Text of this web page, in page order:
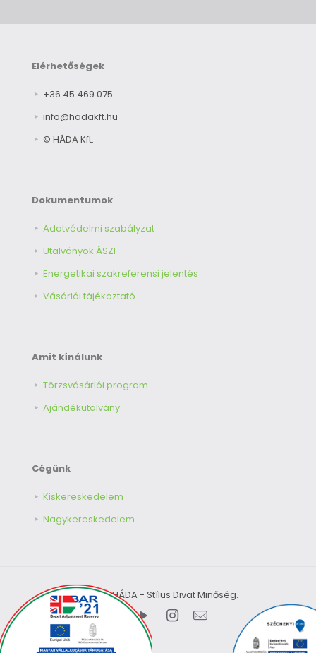
Elérhetőségek
+36 45 469 075
info@hadakft.hu
© HÁDA Kft.
Dokumentumok
Adatvédelmi szabályzat
Utalványok ÁSZF
Energetikai szakreferensi jelentés
Vásárlói tájékoztató
Amit kínálunk
Törzsvásárlói program
Ajándékutalvány
Cégünk
Kiskereskedelem
Nagykereskedelem
© 2026 HÁDA - Stílus Divat Minőség.